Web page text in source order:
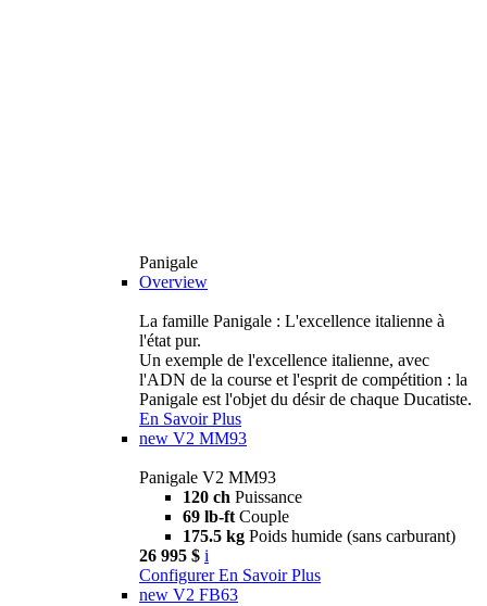
Panigale
Overview
La famille Panigale : L'excellence italienne à
l'état pur.
Un exemple de l'excellence italienne, avec
l'ADN de la course et l'esprit de compétition : la
Panigale est l'objet du désir de chaque Ducatiste.
En Savoir Plus
new V2 MM93
Panigale V2 MM93
120 ch Puissance
69 lb-ft Couple
175.5 kg Poids humide (sans carburant)
26 995 $ i
Configurer En Savoir Plus
new V2 FB63